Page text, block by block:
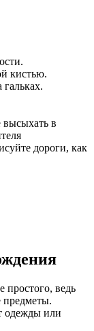
кистью.
высыхать в
дороги, как
простого, ведь
предметы.
одежды или